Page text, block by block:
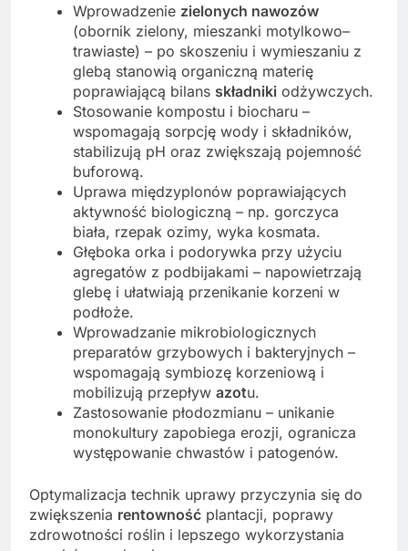
Wprowadzenie zielonych nawozów
(obornik zielony, mieszanki motylkowo–
trawiaste) – po skoszeniu i wymieszaniu z
glebą stanowią organiczną materię
poprawiającą bilans składniki odżywczych.
Stosowanie kompostu i biocharu –
wspomagają sorpcję wody i składników,
stabilizują pH oraz zwiększają pojemność
buforową.
Uprawa międzyplonów poprawiających
aktywność biologiczną – np. gorczyca
biała, rzepak ozimy, wyka kosmata.
Głęboka orka i podorywka przy użyciu
agregatów z podbijakami – napowietrzają
glebę i ułatwiają przenikanie korzeni w
podłoże.
Wprowadzanie mikrobiologicznych
preparatów grzybowych i bakteryjnych –
wspomagają symbiozę korzeniową i
mobilizują przepływ azotu.
Zastosowanie płodozmianu – unikanie
monokultury zapobiega erozji, ogranicza
występowanie chwastów i patogenów.
Optymalizacja technik uprawy przyczynia się do
zwiększenia rentowność plantacji, poprawy
zdrowotności roślin i lepszego wykorzystania